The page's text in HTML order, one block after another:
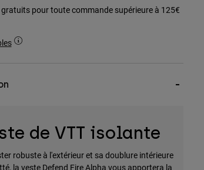
pour toute commande supérieure à 125€
de VTT isolante
robuste à l'extérieur et sa doublure intérieure
la veste Defend Fire Alpha vous apportera la